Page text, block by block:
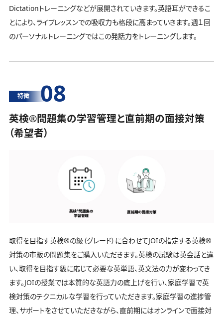
Dictationトレーニングなどが展開されていきます。英語耳ができるこ
とにより、ライブレッスンでの吸収力も格段に高まっていきます。週１回
のパーソナルトレーニングではこの発話力をトレーニングします。
特徴 08
英検®️問題集の学習管理と直前期の面接対策
（希望者）
取得を目指す英検®️の級（グレード）に合わせてJOIの指定する英検®️
対策の市販の問題集をご購入いただきます。英検の試験は英会話と違
い、取得を目指す級に応じて必要な英単語、英文法の力が変わってき
ます。JOIの授業では本質的な英語力の底上げを行い、家庭学習で英
検対策のテクニカルな学習を行っていただきます。家庭学習の進捗管
理、サポートをさせていただきながら、直前期にはオンラインで面接対